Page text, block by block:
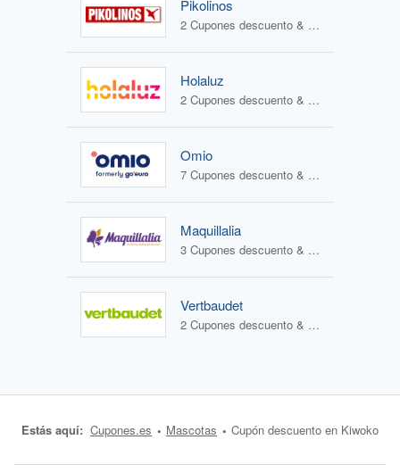
Pikolinos
2 Cupones descuento & 2 Ofertas
Holaluz
2 Cupones descuento & 0 Ofertas
Omio
7 Cupones descuento & 0 Ofertas
Maquillalia
3 Cupones descuento & 2 Ofertas
Vertbaudet
2 Cupones descuento & 2 Ofertas
Estás aquí: Cupones.es Mascotas Cupón descuento en Kiwoko